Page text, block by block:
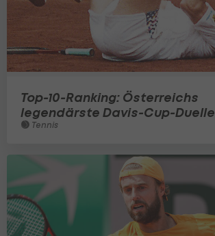
Top-10-Ranking: Österreichs
legendärste Davis-Cup-Duelle
Tennis